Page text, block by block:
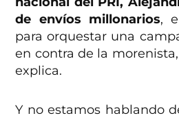
de envíos millonarios,
para orquestar una
en contra de la
explica.
Y no estamos hablando